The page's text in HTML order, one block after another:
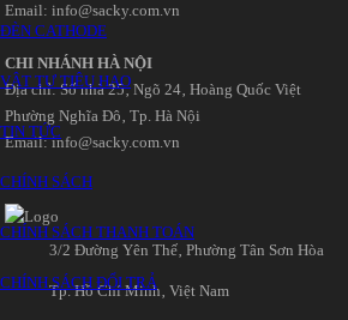
ĐÈN CATHODE
VẬT TƯ TIÊU HAO
TIN TỨC
CHÍNH SÁCH
CHÍNH SÁCH THANH TOÁN
CHÍNH SÁCH ĐỔI TRẢ
Email: info@sacky.com.vn
CHI NHÁNH HÀ NỘI
Địa chỉ: Số nhà 25‚ Ngõ 24‚ Hoàng Quốc Việt
Phường Nghĩa Đô‚ Tp. Hà Nội
Email: info@sacky.com.vn
3/2 Đường Yên Thế‚ Phường Tân Sơn Hòa
Tp. Hồ Chí Minh‚ Việt Nam